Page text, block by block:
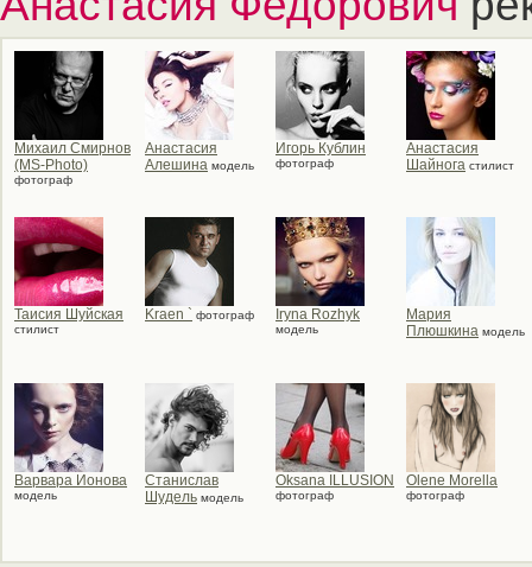
Михаил Смирнов
(MS-Photo)
фотограф
Анастасия
Алешина модель
Игорь Кублин
фотограф
Анастасия
Шайнога стилист
Таисия Шуйская
стилист
Kraen ` фотограф Iryna Rozhyk
модель
Мария
Плюшкина модель
Варвара Ионова
модель
Станислав
Шудель модель
Oksana ILLUSION
фотограф
Olene Morella
фотограф